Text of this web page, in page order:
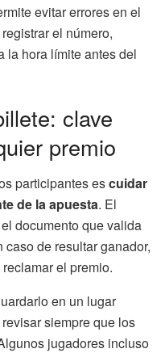
evitar errores en el
el número,
la hora límite antes del
clave
premio
participantes escuidar
de la apuesta. El
documento que valida
de resultar ganador,
el premio.
en un lugar
siempre que los
jugadores incluso